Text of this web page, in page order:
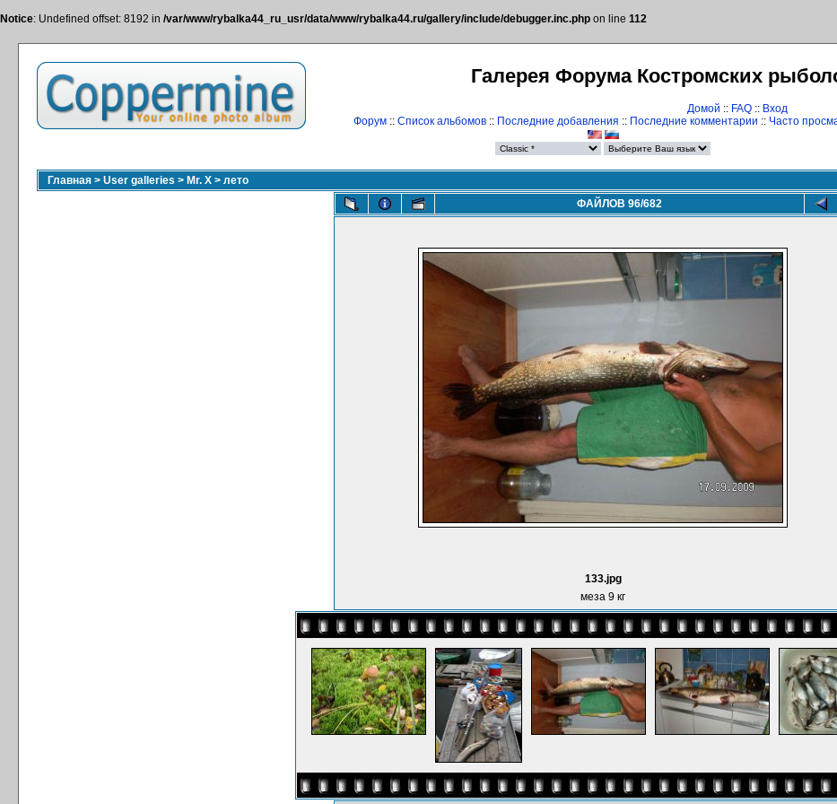
Notice: Undefined offset: 8192 in /var/www/rybalka44_ru_usr/data/www/rybalka44.ru/gallery/include/debugger.inc.php on line 112
Галерея Форума Костромских
Домой :: FAQ :: Вход
Форум:: Список альбомов:: Последние добавления :: Последние комментарии :: Часто
Главная > User galleries > Mr. X > лето
ФАЙЛОВ 96/682
133.jpg
меза 9 кг